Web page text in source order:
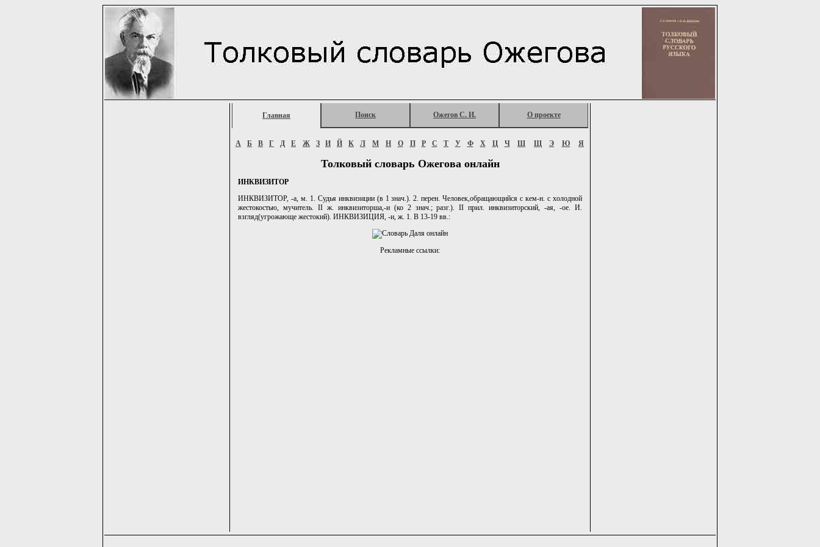
Главная Поиск Ожегов С. И. О проекте
А Б В Г Д Е Ж З И Й К Л М Н О П Р С Т У Ф Х Ц Ч Ш Щ Э Ю Я
Толковый словарь Ожегова онлайн
ИНКВИЗИТОР
ИНКВИЗИТОР, -а, м. 1. Судья инквизиции (в 1 знач.). 2. перен. Человек,обращающийся с кем-н. с холодной
жестокостью, мучитель. II ж. инквизиторша,-и (ко 2 знач.; разг.). II прил. инквизиторский, -ая, -ое. И.
взгляд(угрожающе жестокий). ИНКВИЗИЦИЯ, -и, ж. 1. В 13-19 вв.:
Рекламные ссылки: